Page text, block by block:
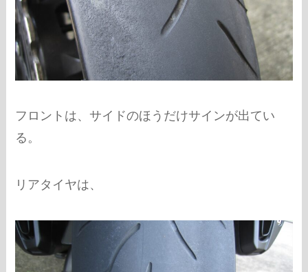
フロントは、サイドのほうだけサインが出てい
る。
リアタイヤは、